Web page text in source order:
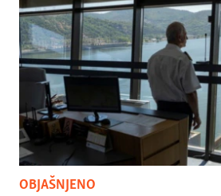
OBJAŠNJENO